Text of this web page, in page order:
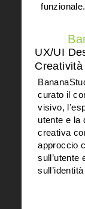
funzionale.
UX/UI
Creatività
curato il
visivo,
utente e la
creativa
approccio
sull’utente